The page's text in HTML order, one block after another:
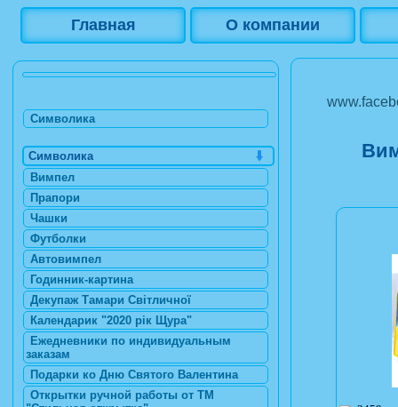
Главная О компании
Символика
Символика
Вимпел
Прапори
Чашки
Футболки
Автовимпел
Годинник-картина
Декупаж Тамари Світличної
Календарик "2020 рік Щура"
Ежедневники по индивидуальным
заказам
Подарки ко Дню Святого Валентина
Открытки ручной работы от ТМ